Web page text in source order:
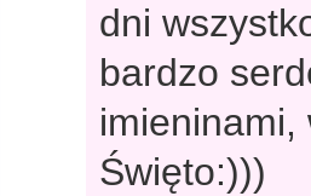
dni
bardzo
imieninami,
Święto:)))